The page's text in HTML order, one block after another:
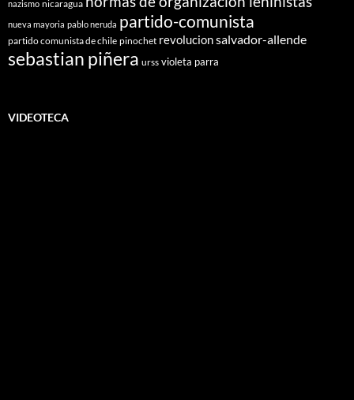
nazismo nicaragua
nueva mayoria pablo neruda partido-comunista
partido comunista de chile pinochet revolucionsalvador-allende
sebastian piñera urss violeta parra
VIDEOTECA